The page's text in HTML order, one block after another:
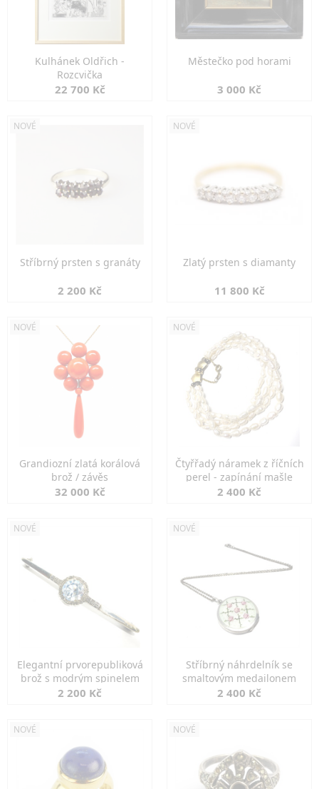
Kulhánek Oldřich -
Rozcvička
22 700 Kč
Městečko pod horami
3 000 Kč
NOVÉ
Stříbrný prsten s granáty
2 200 Kč
NOVÉ
Zlatý prsten s diamanty
11 800 Kč
NOVÉ
Grandiozní zlatá korálová
brož / závěs
32 000 Kč
NOVÉ
Čtyřřadý náramek z říčních
perel - zapínání mašle
2 400 Kč
NOVÉ
Elegantní prvorepubliková
brož s modrým spinelem
2 200 Kč
NOVÉ
Stříbrný náhrdelník se
smaltovým medailonem
2 400 Kč
NOVÉ NOVÉ